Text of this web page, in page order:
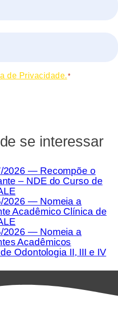
de Privacidade. *
se interessar
2026 — Recompõe o
– NDE do Curso de
2026 — Nomeia a
Acadêmico Clínica de
2026 — Nomeia a
Acadêmicos
Odontologia II, III e IV